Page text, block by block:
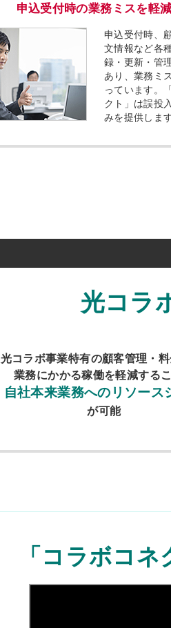
申込受付時の業務ミスを軽
申込受付時、
文情報など各
録・更新・管
あり、業務ミ
っています。
クト」は誤投
みを提供しま
光コラ
光コラボ事業特有の顧客管理・
業務にかかる稼働を軽減する
自社本来業務へのリソース
が可能
「コラボコ